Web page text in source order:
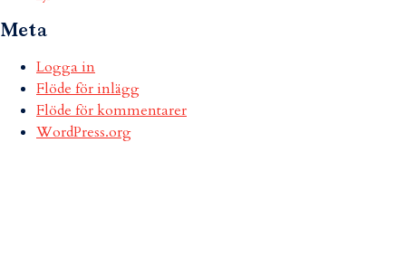
Meta
Logga in
Flöde för inlägg
Flöde för kommentarer
WordPress.org